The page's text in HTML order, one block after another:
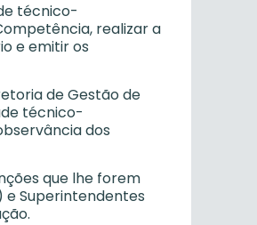
técnico-
realizar a
e emitir os
de Gestão de
técnico-
dos
que lhe forem
Superintendentes